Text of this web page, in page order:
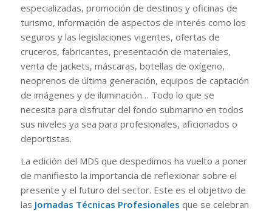
especializadas, promoción de destinos y oficinas de
turismo, información de aspectos de interés como los
seguros y las legislaciones vigentes, ofertas de
cruceros, fabricantes, presentación de materiales,
venta de jackets, máscaras, botellas de oxígeno,
neoprenos de última generación, equipos de captación
de imágenes y de iluminación… Todo lo que se
necesita para disfrutar del fondo submarino en todos
sus niveles ya sea para profesionales, aficionados o
deportistas.
La edición del MDS que despedimos ha vuelto a poner
de manifiesto la importancia de reflexionar sobre el
presente y el futuro del sector. Este es el objetivo de
las Jornadas Técnicas Profesionales que se celebran